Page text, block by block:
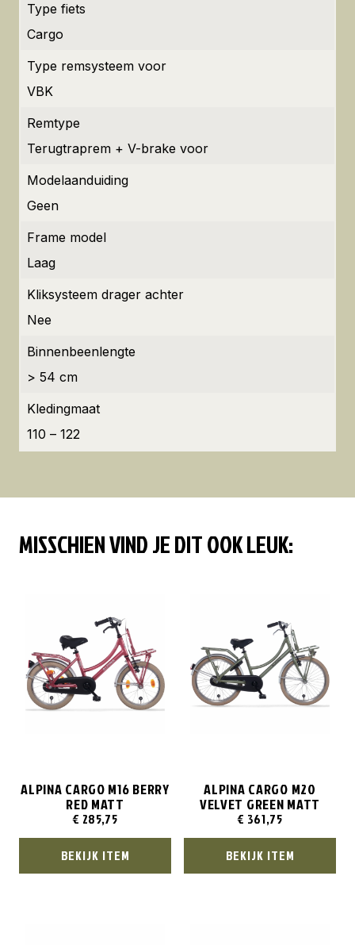
Type fiets
Cargo
Type remsysteem voor
VBK
Remtype
Terugtraprem + V-brake voor
Modelaanduiding
Geen
Frame model
Laag
Kliksysteem drager achter
Nee
Binnenbeenlengte
> 54 cm
Kledingmaat
110 – 122
MISSCHIEN VIND JE DIT OOK LEUK:
ALPINA CARGO M16 BERRY
RED MATT
€ 285,75
BEKIJK ITEM
ALPINA CARGO M20
VELVET GREEN MATT
€ 361,75
BEKIJK ITEM